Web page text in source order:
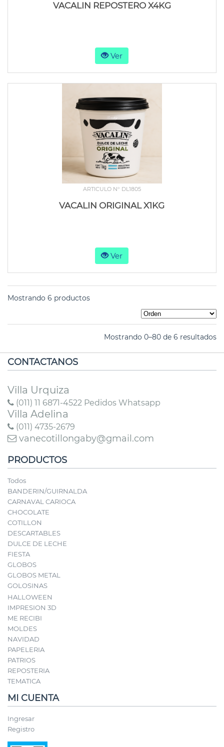
VACALIN REPOSTERO X4KG
Ver
ARTICULO N° DL1805
VACALIN ORIGINAL X1KG
Ver
Mostrando 6 productos
Mostrando 0–80 de 6 resultados
CONTACTANOS
Villa Urquiza
(011) 11 6871-4522 Pedidos Whatsapp
Villa Adelina
(011) 4735-2679
vanecotillongaby@gmail.com
PRODUCTOS
Todos
BANDERIN/GUIRNALDA
CARNAVAL CARIOCA
CHOCOLATE
COTILLON
DESCARTABLES
DULCE DE LECHE
FIESTA
GLOBOS
GLOBOS METAL
GOLOSINAS
HALLOWEEN
IMPRESION 3D
ME RECIBI
MOLDES
NAVIDAD
PAPELERIA
PATRIOS
REPOSTERIA
TEMATICA
MI CUENTA
Ingresar
Registro